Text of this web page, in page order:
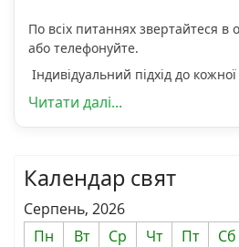
По всіх питаннях звертайтеся в
або телефонуйте.
Індивідуальний підхід до
Читати далі...
Календар свят
Серпень, 2026
Пн
Вт Ср Чт Пт Сб